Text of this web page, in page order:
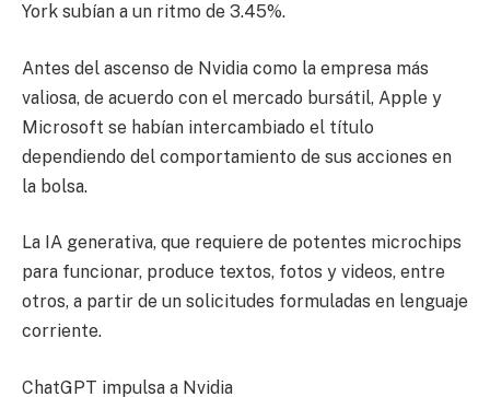
York subían a un ritmo de 3.45%.
Antes del ascenso de Nvidia como la empresa más
valiosa, de acuerdo con el mercado bursátil, Apple y
Microsoft se habían intercambiado el título
dependiendo del comportamiento de sus acciones en
la bolsa.
La IA generativa, que requiere de potentes microchips
para funcionar, produce textos, fotos y videos, entre
otros, a partir de un solicitudes formuladas en lenguaje
corriente.
ChatGPT impulsa a Nvidia